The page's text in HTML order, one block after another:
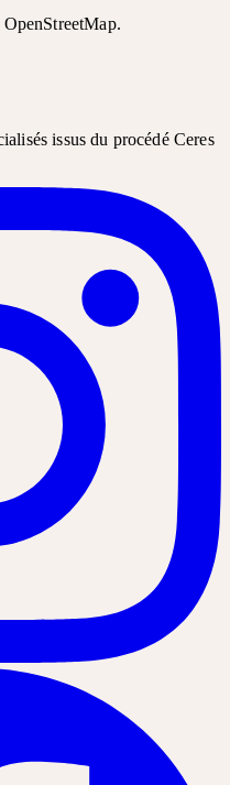
issus du procédé Ceres